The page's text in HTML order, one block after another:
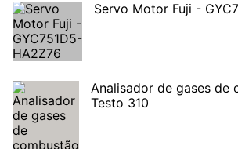
Servo Motor Fuji -
Analisador de gases de
Testo 310